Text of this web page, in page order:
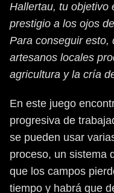
Hallertau, tu objetivo
prestigio a los ojos
Para conseguir esto,
artesanos locales
agricultura y la cría
En este juego
progresiva de
se pueden usar
proceso, un sistema
que los campos
tiempo y habrá que